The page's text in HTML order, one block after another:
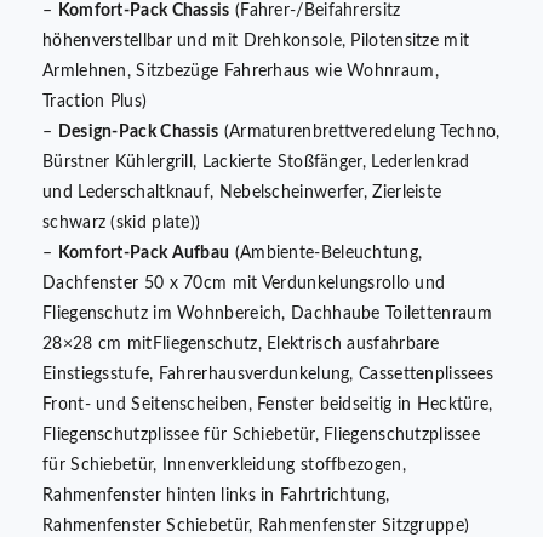
–
Komfort-Pack Chassis (Fahrer-/Beifahrersitz
höhenverstellbar und mit Drehkonsole, Pilotensitze mit
Armlehnen, Sitzbezüge Fahrerhaus wie Wohnraum,
Traction Plus)
–
Design-Pack Chassis (Armaturenbrettveredelung Techno,
Bürstner Kühlergrill, Lackierte Stoßfänger, Lederlenkrad
und Lederschaltknauf, Nebelscheinwerfer, Zierleiste
schwarz (skid plate))
–
Komfort-Pack Aufbau (Ambiente-Beleuchtung,
Dachfenster 50 x 70cm mit Verdunkelungsrollo und
Fliegenschutz im Wohnbereich, Dachhaube Toilettenraum
28×28 cm mitFliegenschutz, Elektrisch ausfahrbare
Einstiegsstufe, Fahrerhausverdunkelung, Cassettenplissees
Front- und Seitenscheiben, Fenster beidseitig in Hecktüre,
Fliegenschutzplissee für Schiebetür, Fliegenschutzplissee
für Schiebetür, Innenverkleidung stoffbezogen,
Rahmenfenster hinten links in Fahrtrichtung,
Rahmenfenster Schiebetür, Rahmenfenster Sitzgruppe)